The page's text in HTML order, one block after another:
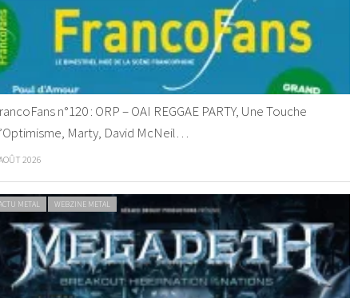
n°120 : ORP – OAI REGGAE PARTY, Une Touche
Marty, David McNeil…
2026
METAL WEBZINE METAL